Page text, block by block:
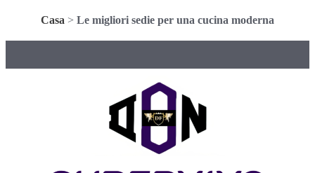
Casa > Le migliori sedie per una cucina moderna